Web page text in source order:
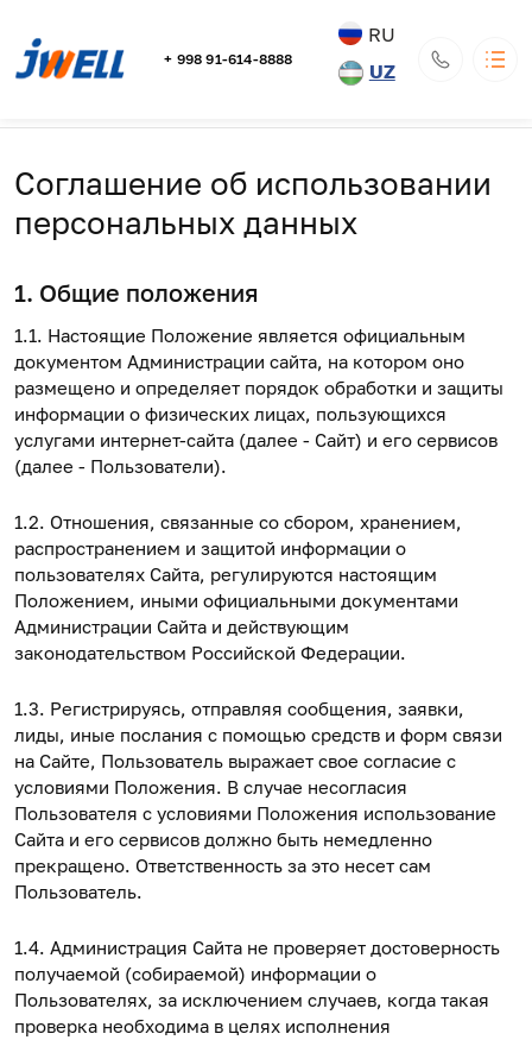
Yetkazib berish va to'lash
Kontaktlar
д. 3
info@jwell.uz
+ 998 91-614-8888
Qayta qo'ng'iroq
+ 998 91-614-8888
RU
UZ
Breadcrumb
Соглашение об использовании
персональных данных
1. Общие положения
1.1. Настоящие Положение является официальным
документом Администрации сайта, на котором оно
размещено и определяет порядок обработки и защиты
информации о физических лицах, пользующихся
услугами интернет-сайта (далее - Сайт) и его сервисов
(далее - Пользователи).
1.2. Отношения, связанные со сбором, хранением,
распространением и защитой информации о
пользователях Сайта, регулируются настоящим
Положением, иными официальными документами
Администрации Сайта и действующим
законодательством Российской Федерации.
1.3. Регистрируясь, отправляя сообщения, заявки,
лиды, иные послания с помощью средств и форм связи
на Сайте, Пользователь выражает свое согласие с
условиями Положения. В случае несогласия
Пользователя с условиями Положения использование
Сайта и его сервисов должно быть немедленно
прекращено. Ответственность за это несет сам
Пользователь.
1.4. Администрация Сайта не проверяет достоверность
получаемой (собираемой) информации о
Пользователях, за исключением случаев, когда такая
проверка необходима в целях исполнения